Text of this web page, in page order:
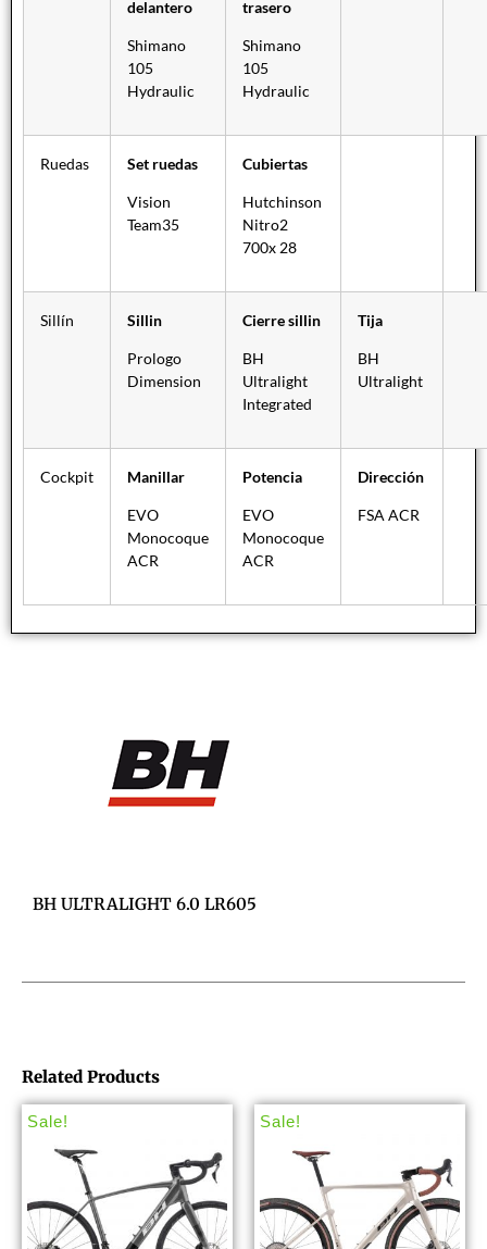
delantero
Shimano
105
Hydraulic
trasero
Shimano
105
Hydraulic
Ruedas Set ruedas
Vision
Team35
Cubiertas
Hutchinson
Nitro2
700x 28
Sillín Sillin
Prologo
Dimension
Cierre sillin
BH
Ultralight
Integrated
Tija
BH
Ultralight
Cockpit Manillar
EVO
Monocoque
ACR
Potencia
EVO
Monocoque
ACR
Dirección
FSA ACR
BH ULTRALIGHT 6.0 LR605
Related Products
Sale! Sale!